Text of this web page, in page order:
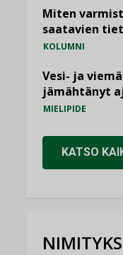
Miten
saatavien
KOLUMNI
Vesi- ja
jämähtänyt
MIELIPIDE
KATSO